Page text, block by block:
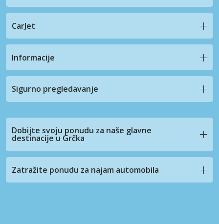
CarJet
Informacije
Sigurno pregledavanje
Dobijte svoju ponudu za naše glavne
destinacije u Grčka
Zatražite ponudu za najam automobila